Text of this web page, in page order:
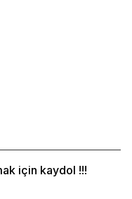
için kaydol !!!